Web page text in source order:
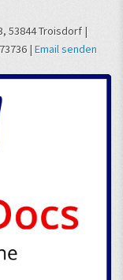
53844 Troisdorf |
| Email senden